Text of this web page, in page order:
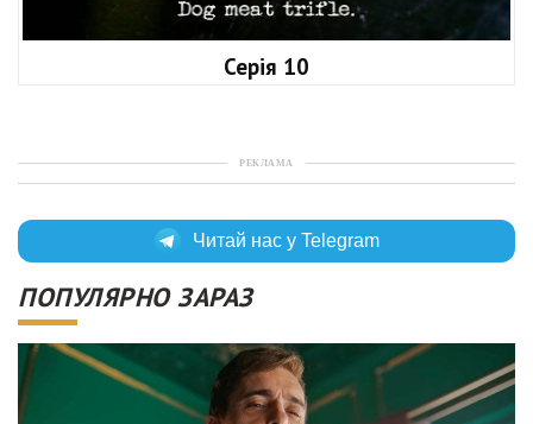
Серія 10
РЕКЛАМА
Читай нас у Telegram
ПОПУЛЯРНО ЗАРАЗ